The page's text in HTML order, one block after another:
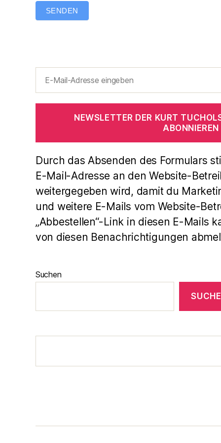
SENDEN
NEWSLETTER DER KURT
ABONNIEREN
Durch das Absenden des Formulars
E-Mail-Adresse an den Website-
weitergegeben wird, damit du
und weitere E-Mails vom Website-
„Abbestellen“-Link in diesen E-Mails
von diesen Benachrichtigungen
Suchen